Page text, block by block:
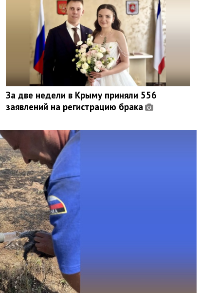
За две недели в Крыму приняли 556
заявлений на регистрацию брака